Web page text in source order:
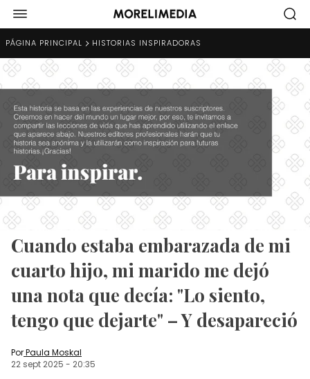
PÁGINA PRINCIPAL HISTORIAS INSPIRADORAS
Cuando estaba embarazada de mi
cuarto hijo, mi marido me dejó
una nota que decía: "Lo siento,
tengo que dejarte" – Y desapareció
PorPaula Moskal
22 sept 2025 - 20:35